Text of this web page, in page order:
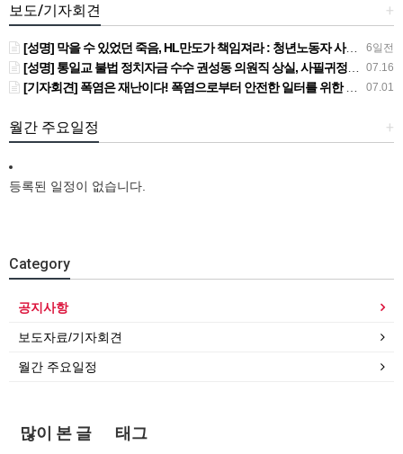
+
보도/기자회견
6일전
[성명] 막을 수 있었던 죽음, HL만도가 책임져라 : 청년노동자 사망사고의 철저한 진상규명과 재발방지 대책 마련하라
07.16
[성명] 통일교 불법 정치자금 수수 권성동 의원직 상실, 사필귀정이다
07.01
[기자회견] 폭염은 재난이다! 폭염으로부터 안전한 일터를 위한 민주노총 강원지역본부 폭염감시단 선포 기자회견
+
월간 주요일정
등록된 일정이 없습니다.
Category
공지사항
보도자료/기자회견
월간 주요일정
많이 본 글 태그